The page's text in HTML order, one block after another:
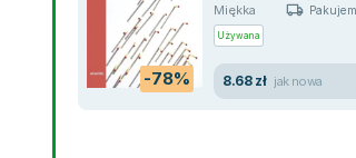
-78%
Miękka
Używana
8.68 zł jak nowa